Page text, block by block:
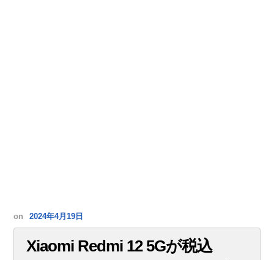
on 2024年4月19日
Xiaomi Redmi 12 5Gが税込